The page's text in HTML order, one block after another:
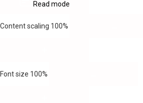
Read mode
Content scaling 100%
Font size 100%